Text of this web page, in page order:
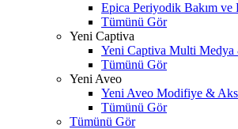
Epica Periyodik Bakım ve
Tümünü Gör
Yeni Captiva
Yeni Captiva Multi Medya
Tümünü Gör
Yeni Aveo
Yeni Aveo Modifiye &
Tümünü Gör
Tümünü Gör